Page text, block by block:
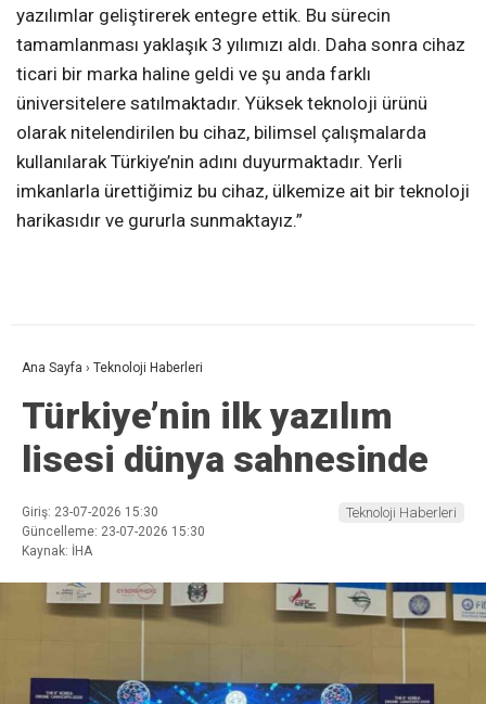
yazılımlar geliştirerek entegre ettik. Bu sürecin
tamamlanması yaklaşık 3 yılımızı aldı. Daha sonra cihaz
ticari bir marka haline geldi ve şu anda farklı
üniversitelere satılmaktadır. Yüksek teknoloji ürünü
olarak nitelendirilen bu cihaz, bilimsel çalışmalarda
kullanılarak Türkiye’nin adını duyurmaktadır. Yerli
imkanlarla ürettiğimiz bu cihaz, ülkemize ait bir teknoloji
harikasıdır ve gururla sunmaktayız.”
Ana Sayfa › Teknoloji Haberleri
Türkiye’nin ilk yazılım
lisesi dünya sahnesinde
Giriş: 23-07-2026 15:30
Güncelleme: 23-07-2026 15:30
Kaynak: İHA
Teknoloji Haberleri